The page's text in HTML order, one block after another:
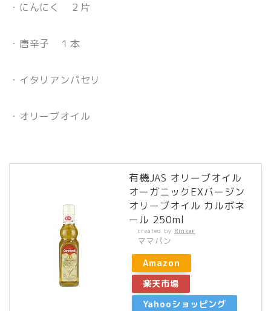
・にんにく ２片
・唐辛子 １本
・イタリアンパセリ
・オリーブオイル
有機JAS オリーブオイル
オーガニックEXバージン
オリーブオイル カルボネ
ール 250ml
created by Rinker
ママパン
Amazon
楽天市場
Yahooショッピング